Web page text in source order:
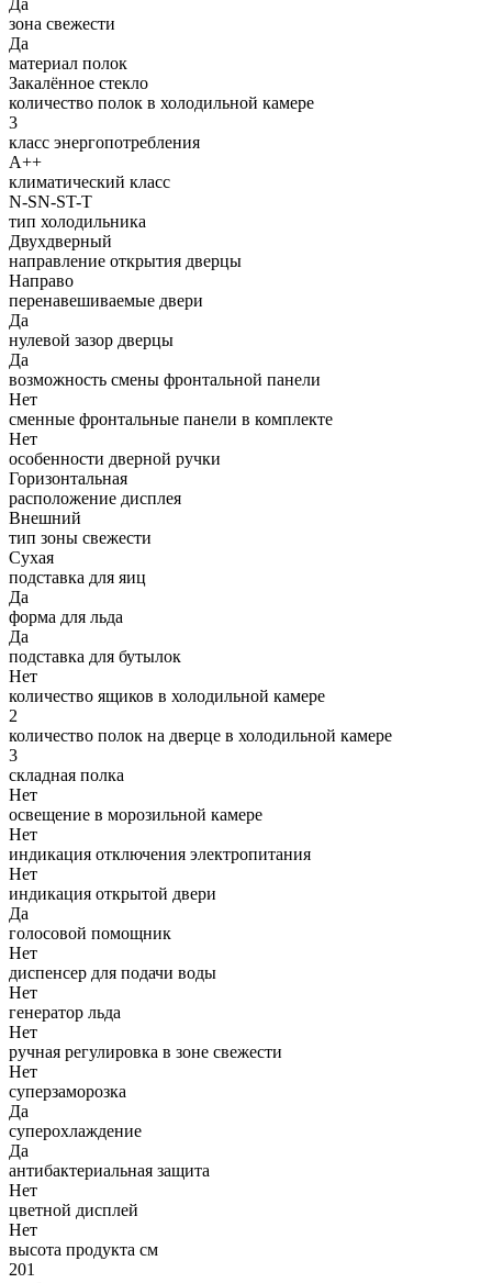
Да
зона свежести
Да
материал полок
Закалённое стекло
количество полок в холодильной камере
3
класс энергопотребления
A++
климатический класс
N-SN-ST-T
тип холодильника
Двухдверный
направление открытия дверцы
Направо
перенавешиваемые двери
Да
нулевой зазор дверцы
Да
возможность смены фронтальной панели
Нет
сменные фронтальные панели в комплекте
Нет
особенности дверной ручки
Горизонтальная
расположение дисплея
Внешний
тип зоны свежести
Сухая
подставка для яиц
Да
форма для льда
Да
подставка для бутылок
Нет
количество ящиков в холодильной камере
2
количество полок на дверце в холодильной камере
3
складная полка
Нет
освещение в морозильной камере
Нет
индикация отключения электропитания
Нет
индикация открытой двери
Да
голосовой помощник
Нет
диспенсер для подачи воды
Нет
генератор льда
Нет
ручная регулировка в зоне свежести
Нет
суперзаморозка
Да
суперохлаждение
Да
антибактериальная защита
Нет
цветной дисплей
Нет
высота продукта см
201